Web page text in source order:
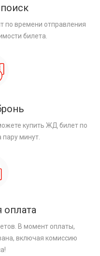
по времени отправления
билета.
купить ЖД билет по
минут.
оплата
В момент оплаты,
включая комиссию